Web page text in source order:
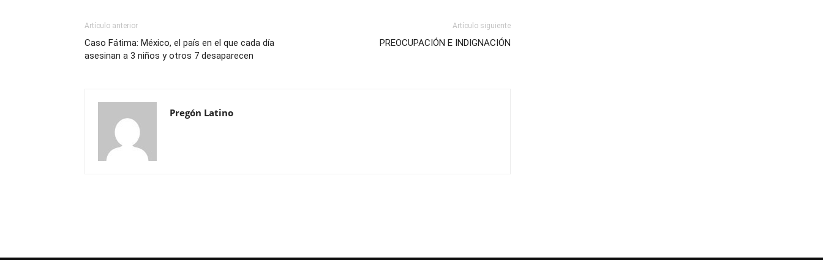
Artículo anterior
Caso Fátima: México, el país en el que cada día
asesinan a 3 niños y otros 7 desaparecen
Artículo siguiente
PREOCUPACIÓN E INDIGNACIÓN
Pregón Latino